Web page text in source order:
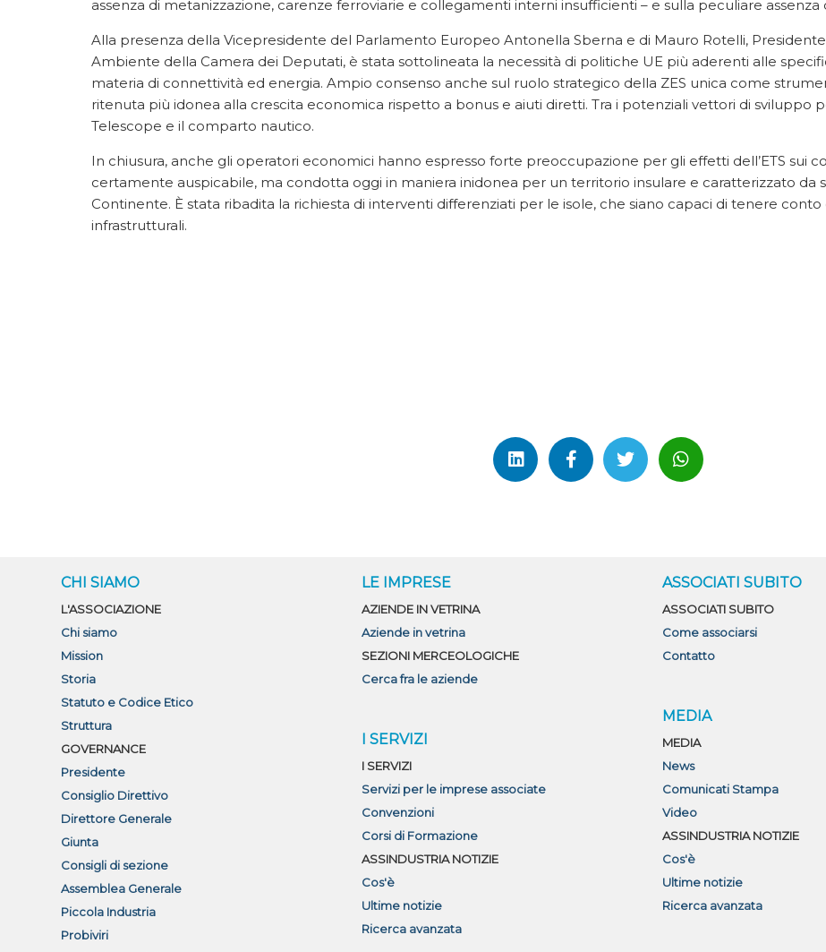
assenza di metanizzazione, carenze ferroviarie e collegamenti interni insufficienti – e sulla peculiare
Alla presenza della Vicepresidente del Parlamento Europeo Antonella Sberna e di Mauro Rotelli,
Ambiente della Camera dei Deputati, è stata sottolineata la necessità di politiche UE più aderenti alle
materia di connettività ed energia. Ampio consenso anche sul ruolo strategico della ZES unica come
ritenuta più idonea alla crescita economica rispetto a bonus e aiuti diretti. Tra i potenziali vettori di sviluppo
Telescope e il comparto nautico.
In chiusura, anche gli operatori economici hanno espresso forte preoccupazione per gli effetti dell’ETS sui
certamente auspicabile, ma condotta oggi in maniera inidonea per un territorio insulare e caratterizzato da
Continente. È stata ribadita la richiesta di interventi differenziati per le isole, che siano capaci di tenere
infrastrutturali.
CHI SIAMO
L'ASSOCIAZIONE
Chi siamo
Mission
Storia
Statuto e Codice Etico
Struttura
GOVERNANCE
Presidente
Consiglio Direttivo
Direttore Generale
Giunta
Consigli di sezione
Assemblea Generale
Piccola Industria
Probiviri
LE IMPRESE
AZIENDE IN VETRINA
Aziende in vetrina
SEZIONI MERCEOLOGICHE
Cerca fra le aziende
I SERVIZI
I SERVIZI
Servizi per le imprese associate
Convenzioni
Corsi di Formazione
ASSINDUSTRIA NOTIZIE
Cos'è
Ultime notizie
Ricerca avanzata
ASSOCIATI SUBITO
ASSOCIATI SUBITO
Come associarsi
Contatto
MEDIA
MEDIA
News
Comunicati Stampa
Video
ASSINDUSTRIA NOTIZIE
Cos'è
Ultime notizie
Ricerca avanzata